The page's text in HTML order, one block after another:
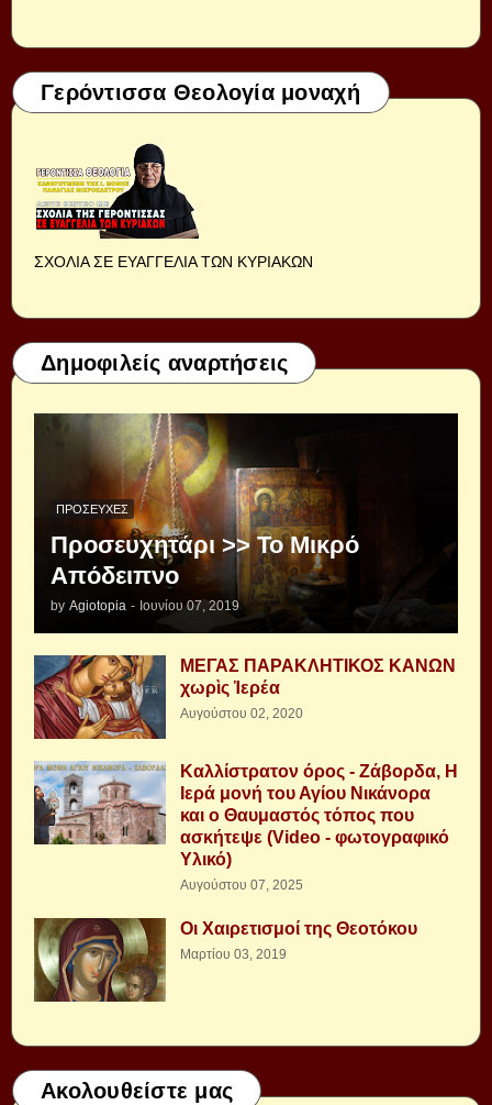
Γερόντισσα Θεολογία μοναχή
ΣΧΟΛΙΑ ΣΕ ΕΥΑΓΓΕΛΙΑ ΤΩΝ ΚΥΡΙΑΚΩΝ
Δημοφιλείς αναρτήσεις
ΠΡΟΣΕΥΧΈΣ
Προσευχητάρι >> Το Μικρό
Απόδειπνο
by Agiotopia - Ιουνίου 07, 2019
ΜΕΓΑΣ ΠΑΡΑΚΛΗΤΙΚΟΣ ΚΑΝΩΝ
χωρὶς Ἱερέα
Αυγούστου 02, 2020
Καλλίστρατον όρος - Ζάβορδα, Η
Ιερά μονή του Αγίου Νικάνορα
και ο Θαυμαστός τόπος που
ασκήτεψε (Video - φωτογραφικό
Υλικό)
Αυγούστου 07, 2025
Οι Χαιρετισμοί της Θεοτόκου
Μαρτίου 03, 2019
Ακολουθείστε μας